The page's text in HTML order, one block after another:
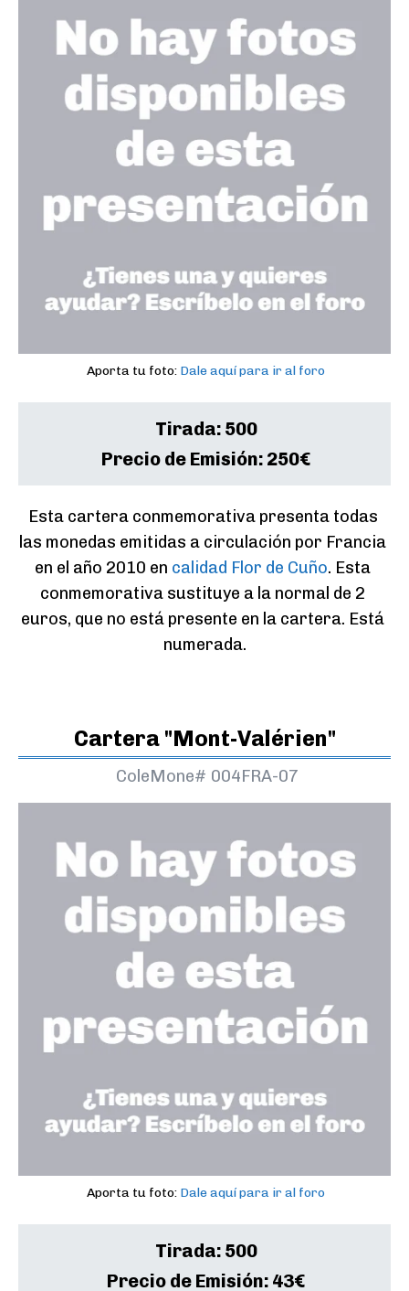
Aporta tu foto: Dale aquí para ir al foro
Tirada: 500
Precio de Emisión: 250€
Esta cartera conmemorativa presenta todas
las monedas emitidas a circulación por Francia
en el año 2010 en calidad Flor de Cuño. Esta
conmemorativa sustituye a la normal de 2
euros, que no está presente en la cartera. Está
numerada.
Cartera "Mont-Valérien"
ColeMone# 004FRA-07
Aporta tu foto: Dale aquí para ir al foro
Tirada: 500
Precio de Emisión: 43€